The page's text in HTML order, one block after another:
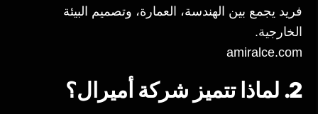
فريد يجمع بين الهندسة، العمارة، وتصميم البيئة
الخارجية.
amiralce.com
2. لماذا تتميز شركة أميرال؟